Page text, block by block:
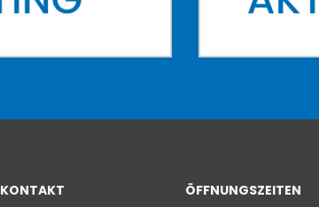
KONTAKT
ÖFFNUNGSZEITEN